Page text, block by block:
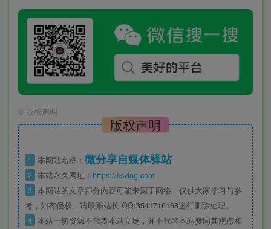
© 版权声明
版权声明
1 本网站名称： 微分享自媒体驿站
2 本站永久网址： https://ksvlog.com
3 本网站的文章部分内容可能来源于网络，仅供大家学习与参
考，如有侵权，请联系站长 QQ:3541716168进行删除处理。
4 本站一切资源不代表本站立场，并不代表本站赞同其观点和